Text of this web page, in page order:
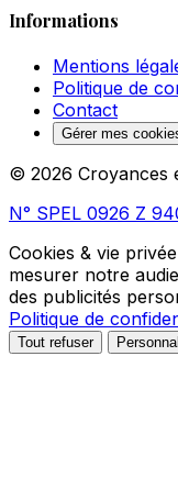
Informations
Mentions
Politique de
Contact
Gérer mes
© 2026 Croyances
N° SPEL 0926 Z
Cookies & vie privée
mesurer notre
des publicités
Politique de
Tout refuser